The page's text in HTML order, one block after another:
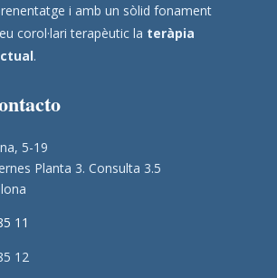
i amb un sòlid fonament
corol·lari terapèutic la teràpia
.
5-19
Planta 3. Consulta 3.5
11
12